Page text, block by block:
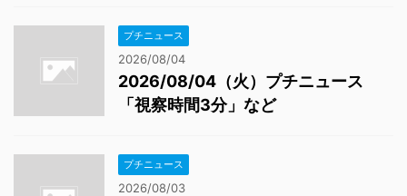
プチニュース
2026/08/04
2026/08/04（火）プチニュース
「視察時間3分」など
プチニュース
2026/08/03